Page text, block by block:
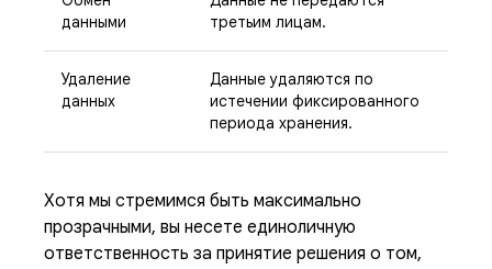
данными
третьим лицам.
Удаление
данных
Данные удаляются по
истечении фиксированного
периода хранения.
Хотя мы стремимся быть максимально
прозрачными, вы несете единоличную
ответственность за принятие решения о том,